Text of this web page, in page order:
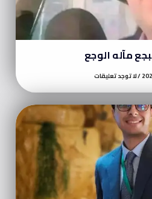
مآله الوجع
لا توجد تعليقات